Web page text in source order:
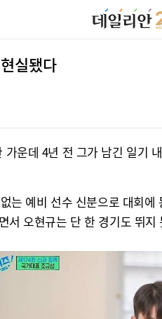
실됐다
운데 4년 전 그가 남긴 일기
는 예비 선수 신분으로 대회
오현규는 단 한 경기도 뛰